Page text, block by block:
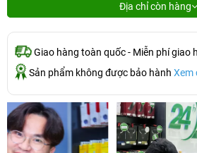
Địa chỉ còn hàng
Giao hàng toàn quốc - Miễn phí giao
Sản phẩm không được bảo hành Xem